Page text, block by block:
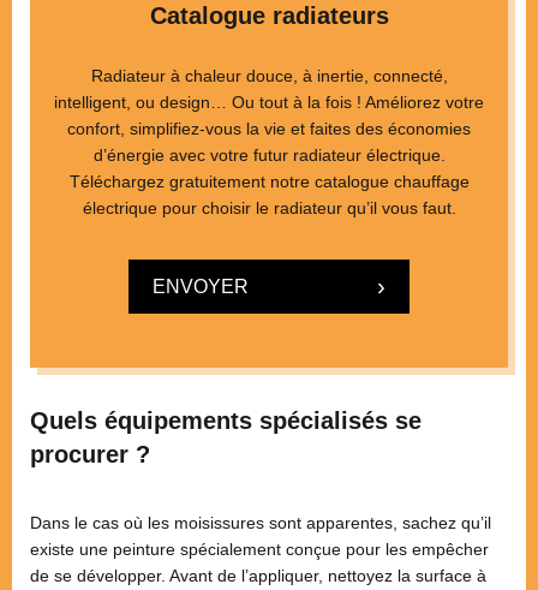
Catalogue radiateurs
Radiateur à chaleur douce, à inertie, connecté,
intelligent, ou design… Ou tout à la fois ! Améliorez votre
confort, simplifiez-vous la vie et faites des économies
d’énergie avec votre futur radiateur électrique.
Téléchargez gratuitement notre catalogue chauffage
électrique pour choisir le radiateur qu’il vous faut.
ENVOYER
Quels équipements spécialisés se
procurer ?
Dans le cas où les moisissures sont apparentes, sachez qu’il
existe une peinture spécialement conçue pour les empêcher
de se développer. Avant de l’appliquer, nettoyez la surface à